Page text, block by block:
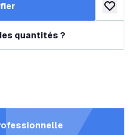
quantités ?